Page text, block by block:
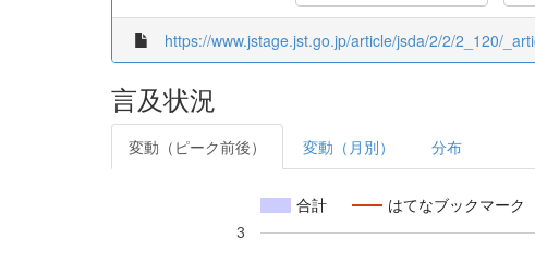
https://www.jstage.jst.go.jp/article/jsda/2/2/2_120/
言及状況
変動（ピーク前後） 変動（月別） 分布
合計 はてなブックマーク
3